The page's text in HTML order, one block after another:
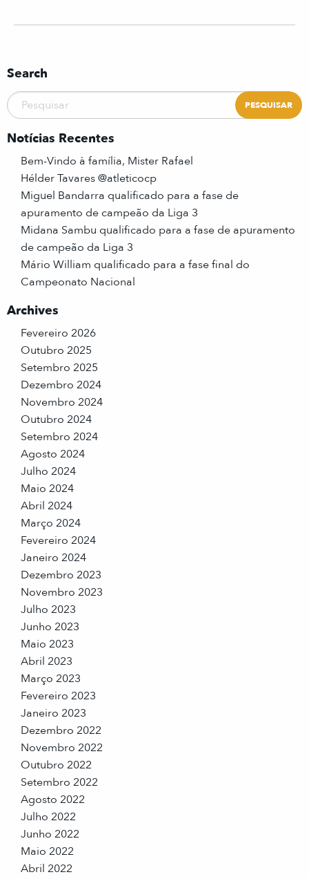
Search
Notícias Recentes
Bem-Vindo à família, Mister Rafael
Hélder Tavares @atleticocp
Miguel Bandarra qualificado para a fase de
apuramento de campeão da Liga 3
Midana Sambu qualificado para a fase de apuramento
de campeão da Liga 3
Mário William qualificado para a fase final do
Campeonato Nacional
Archives
Fevereiro 2026
Outubro 2025
Setembro 2025
Dezembro 2024
Novembro 2024
Outubro 2024
Setembro 2024
Agosto 2024
Julho 2024
Maio 2024
Abril 2024
Março 2024
Fevereiro 2024
Janeiro 2024
Dezembro 2023
Novembro 2023
Julho 2023
Junho 2023
Maio 2023
Abril 2023
Março 2023
Fevereiro 2023
Janeiro 2023
Dezembro 2022
Novembro 2022
Outubro 2022
Setembro 2022
Agosto 2022
Julho 2022
Junho 2022
Maio 2022
Abril 2022